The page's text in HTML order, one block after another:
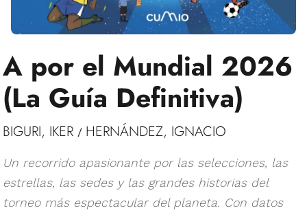
A por el Mundial 2026
(La Guía Definitiva)
BIGURI, IKER / HERNÁNDEZ, IGNACIO
Un recorrido apasionante por las selecciones, las
estrellas, las sedes y las grandes historias del
torneo más espectacular del planeta. Con datos